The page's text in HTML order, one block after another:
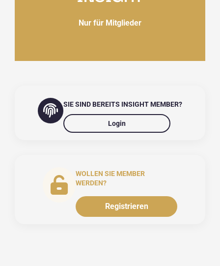
Nur für Mitglieder
SIE SIND BEREITS INSIGHT MEMBER?
Login
WOLLEN SIE MEMBER
WERDEN?
Registrieren